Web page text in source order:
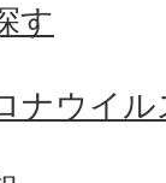
す
ナウイ